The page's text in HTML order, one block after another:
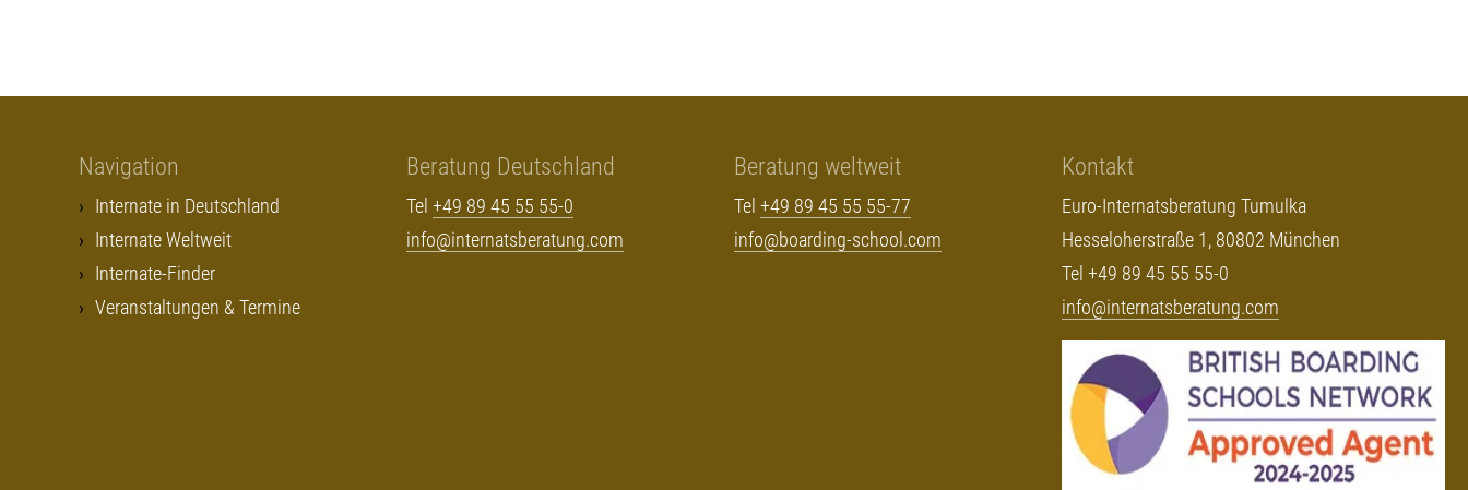
Navigation
Internate in Deutschland
Internate Weltweit
Internate-Finder
Veranstaltungen & Termine
Beratung Deutschland
Tel +49 89 45 55 55-0
info@internatsberatung.com
Beratung weltweit
Tel +49 89 45 55 55-77
info@boarding-school.com
Kontakt
Euro-Internatsberatung Tumulka
Hesseloherstraße 1, 80802 München
Tel +49 89 45 55 55-0
info@internatsberatung.com